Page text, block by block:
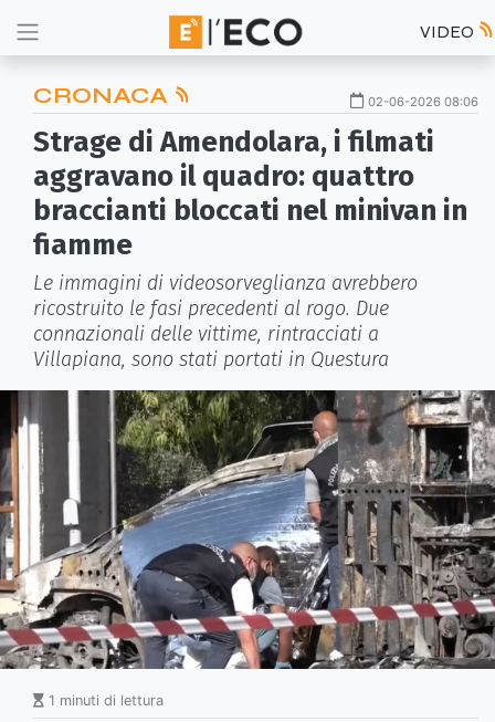
VIDEO
CRONACA 02-06-2026 08:06
Strage di Amendolara, i filmati
aggravano il quadro: quattro
braccianti bloccati nel minivan in
fiamme
Le immagini di videosorveglianza avrebbero
ricostruito le fasi precedenti al rogo. Due
connazionali delle vittime, rintracciati a
Villapiana, sono stati portati in Questura
1 minuti di lettura